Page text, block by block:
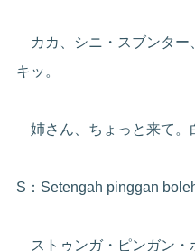
カカ、シニ・スブンター
キッ。
姉さん、ちょっと来て。
S：Setengah pinggan
ストゥンガ・ピンガン・